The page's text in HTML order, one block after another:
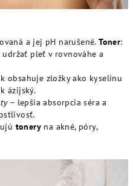
a jej pH narušené.Toner:
pleť v rovnováhe a
obsahuje zložky ako kyselinu
ázijský.
– lepšia absorpcia séra a
tonery na akné, póry,